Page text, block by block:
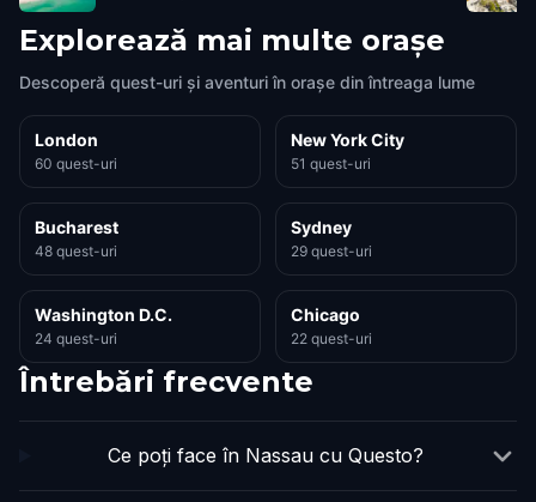
Explorează mai multe orașe
Descoperă quest-uri și aventuri în orașe din întreaga lume
London
60 quest-uri
New York City
51 quest-uri
Bucharest
48 quest-uri
Sydney
29 quest-uri
Washington D.C.
24 quest-uri
Chicago
22 quest-uri
Întrebări frecvente
Ce poți face în Nassau cu Questo?